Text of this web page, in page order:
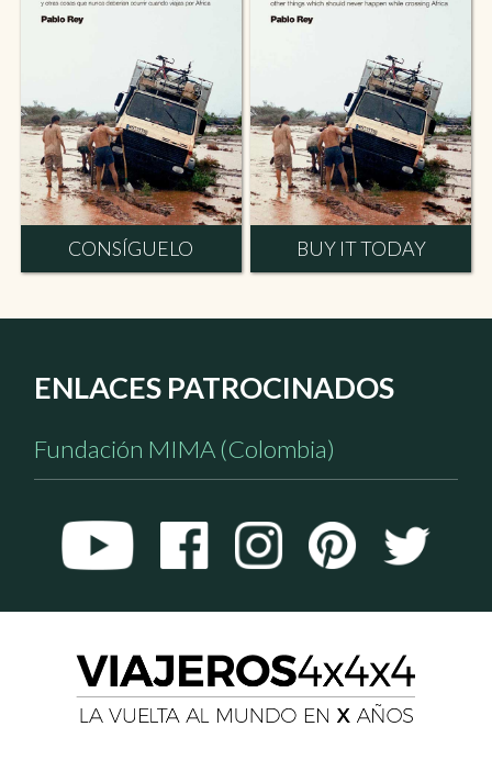
CONSÍGUELO BUY IT TODAY
ENLACES PATROCINADOS
Fundación MIMA (Colombia)